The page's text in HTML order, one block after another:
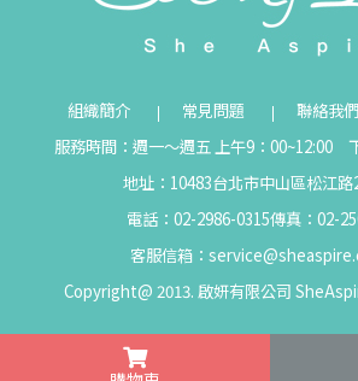
組織簡介 常見問題 聯絡我們
服務時間：週一～週五 上午9：00~12:00
地址：10483台北市中山區松江路
電話：02-2986-0315傳真：02-
客服信箱：
Copyright@ 2013. 啟妍有限公司